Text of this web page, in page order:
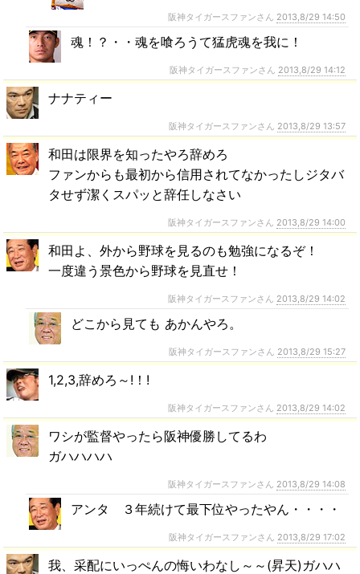
阪神タイガースファンさん 2013,8/29 14:50
魂！？・・魂を喰ろうて猛虎魂を我に！
阪神タイガースファンさん 2013,8/29 14:12
ナナティー
阪神タイガースファンさん 2013,8/29 13:57
和田は限界を知ったやろ辞めろ
ファンからも最初から信用されてなかったしジタバ
タせず潔くスパッと辞任しなさい
阪神タイガースファンさん 2013,8/29 14:00
和田よ、外から野球を見るのも勉強になるぞ！
一度違う景色から野球を見直せ！
阪神タイガースファンさん 2013,8/29 14:02
どこから見ても あかんやろ。
阪神タイガースファンさん 2013,8/29 15:27
1,2,3,辞めろ～!！!
阪神タイガースファンさん 2013,8/29 14:02
ワシが監督やったら阪神優勝してるわ
ガハハハハ
阪神タイガースファンさん 2013,8/29 14:08
アンタ ３年続けて最下位やったやん・・・・
阪神タイガースファンさん 2013,8/29 17:02
我、采配にいっぺんの悔いわなし～～(昇天)ガハハ